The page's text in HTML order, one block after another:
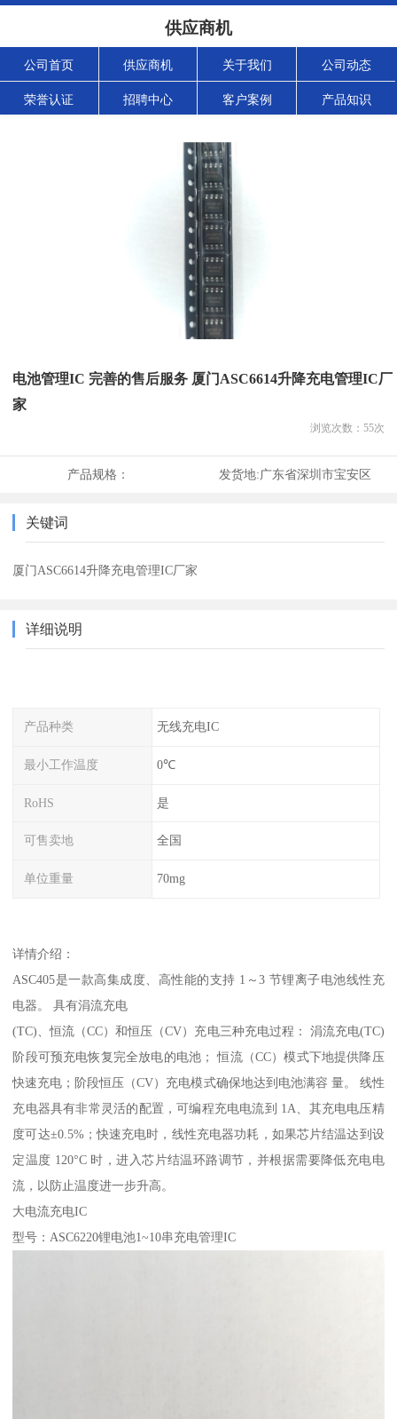
供应商机
公司首页 供应商机 关于我们 公司动态
荣誉认证 招聘中心 客户案例 产品知识
电池管理IC 完善的售后服务 厦门ASC6614升降充电管理IC厂
家
浏览次数： 55次
产品规格： 发货地:广东省深圳市宝安区
关键词
厦门ASC6614升降充电管理IC厂家
详细说明
产品种类 无线充电IC
最小工作温度 0℃
RoHS 是
可售卖地 全国
单位重量 70mg
详情介绍：
ASC405是一款高集成度、高性能的支持 1～3 节锂离子电池线性充
电器。 具有涓流充电
(TC)、恒流（CC）和恒压（CV）充电三种充电过程： 涓流充电(TC)
阶段可预充电恢复完全放电的电池； 恒流（CC）模式下地提供降压
快速充电；阶段恒压（CV）充电模式确保地达到电池满容 量。 线性
充电器具有非常灵活的配置，可编程充电电流到 1A、其充电电压精
度可达±0.5%；快速充电时，线性充电器功耗，如果芯片结温达到设
定温度 120°C 时，进入芯片结温环路调节，并根据需要降低充电电
流，以防止温度进一步升高。
大电流充电IC
型号：ASC6220锂电池1~10串充电管理IC